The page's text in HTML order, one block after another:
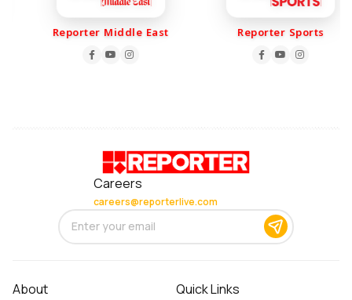
Reporter Middle East Reporter Sports
Careers
careers@reporterlive.com
About Quick Links